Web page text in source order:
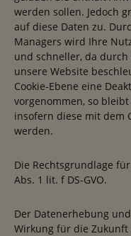
werden sollen. Jedoch
auf diese Daten zu.
Managers wird Ihre
und schneller, da
unsere Website
Cookie-Ebene eine
vorgenommen, so
insofern diese mit dem
werden.
Die Rechtsgrundlage
Abs. 1 lit. f DS-GVO.
Der Datenerhebung
Wirkung für die